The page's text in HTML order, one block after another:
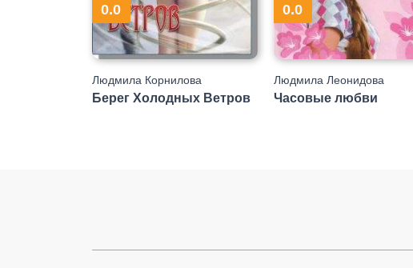
0.0
Людмила Корнилова
Берег Холодных Ветров
0.0
Людмила Леонидова
Часовые любви